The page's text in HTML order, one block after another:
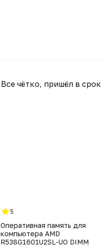
Все чётко, пришёл в срок
5
Оперативная память для
компьютера AMD
R538G1601U2SL-UO DIMM